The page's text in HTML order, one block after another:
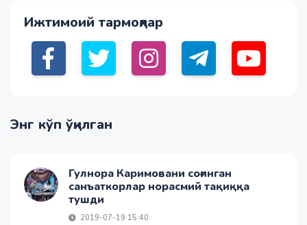
Ижтимоий тармоқлар
Энг кўп ўқилган
Гулнора Каримовани соғинган
санъаткорлар норасмий тақиққа
тушди
2019-07-19 15:40